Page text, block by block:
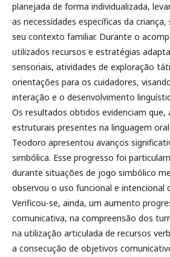
planejada de forma individualizada,
as necessidades específicas da
seu contexto familiar. Durante o
utilizados recursos e estratégias
sensoriais, atividades de exploração
orientações para os cuidadores,
interação e o desenvolvimento
Os resultados obtidos evidenciam que,
estruturais presentes na linguagem
Teodoro apresentou avanços
simbólica. Esse progresso foi
durante situações de jogo simbólico
observou o uso funcional e intencional
Verificou-se, ainda, um aumento
comunicativa, na compreensão dos
na utilização articulada de recursos
a consecução de objetivos